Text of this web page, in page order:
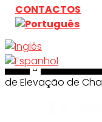
CONTACTOS
search
Início
de Elevação de